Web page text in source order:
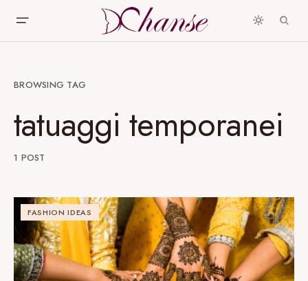
BROWSING TAG
tatuaggi temporanei
1 POST
FASHION IDEAS